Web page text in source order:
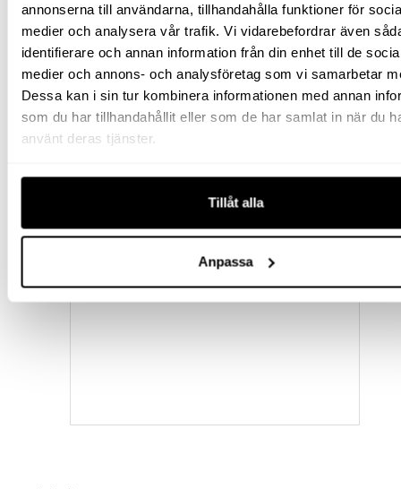
annonserna till användarna, tillhandahålla funktioner för
medier och analysera vår trafik. Vi vidarebefordrar även
identifierare och annan information från din enhet till de
medier och annons- och analysföretag som vi samarbetar
Dessa kan i sin tur kombinera informationen med annan
som du har tillhandahållit eller som de har samlat in när du
använt deras tjänster.
Tillåt alla
Anpassa
SLANGFÄSTE 1/4″INVx5/16″
SLANG
72kr exkl moms
kr inkl moms)